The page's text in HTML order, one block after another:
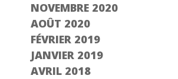
NOVEMBRE 2020
AOÛT 2020
FÉVRIER 2019
JANVIER 2019
AVRIL 2018